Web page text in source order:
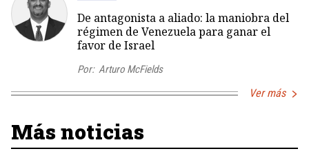
De antagonista a aliado: la maniobra del
régimen de Venezuela para ganar el
favor de Israel
Por: Arturo McFields
Ver más
Más noticias